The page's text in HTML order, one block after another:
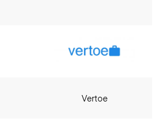
Vertoe